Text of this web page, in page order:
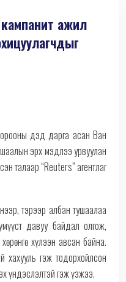
ажил
дэд дарга асан Ван
эрх мэдлээ урвуулан
талаар “Reuters” агентлаг
тэрээр албан тушаалаа
давуу байдал олгож,
хүлээн авсан байна.
хахууль гэж тодорхойлсон
үндэслэлтэй гэж үзжээ.